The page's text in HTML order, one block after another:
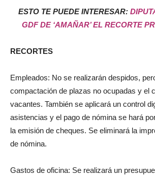
ESTO TE PUEDE INTERESAR:
GDF DE ‘AMAÑAR’ EL RECORTE
RECORTES
Empleados: No se realizarán despidos,
compactación de plazas no ocupadas y el
vacantes. También se aplicará un control
asistencias y el pago de nómina se hará
la emisión de cheques. Se eliminará la
de nómina.
Gastos de oficina: Se realizará un